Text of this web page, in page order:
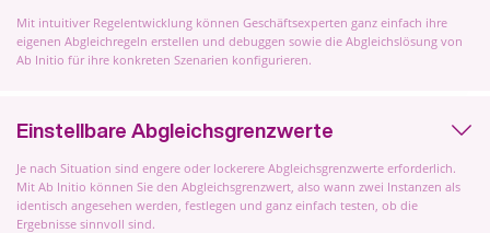
Mit intuitiver Regelentwicklung können Geschäftsexperten ganz einfach ihre
eigenen Abgleichregeln erstellen und debuggen sowie die Abgleichslösung von
Ab Initio für ihre konkreten Szenarien konfigurieren.
Einstellbare Abgleichsgrenzwerte
Je nach Situation sind engere oder lockerere Abgleichsgrenzwerte erforderlich.
Mit Ab Initio können Sie den Abgleichsgrenzwert, also wann zwei Instanzen als
identisch angesehen werden, festlegen und ganz einfach testen, ob die
Ergebnisse sinnvoll sind.